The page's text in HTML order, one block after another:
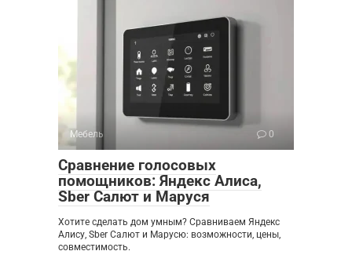
Мебель 0
Сравнение голосовых
помощников: Яндекс Алиса,
Sber Салют и Маруся
Хотите сделать дом умным? Сравниваем Яндекс
Алису, Sber Салют и Марусю: возможности, цены,
совместимость.